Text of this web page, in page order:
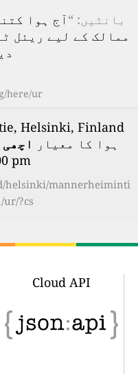
بانٹیں: “
ممالک کے لیے ریئل
here/ur/
ہوا کا معیار
اچھی
pm
helsinki/mannerheiminti
ur/?cs
Cloud API